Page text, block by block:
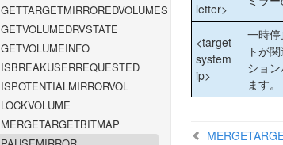
GETTARGETMIRROREDVOLUMES
GETVOLUMEDRVSTATE
GETVOLUMEINFO
ISBREAKUSERREQUESTED
ISPOTENTIALMIRRORVOL
LOCKVOLUME
MERGETARGETBITMAP
letter>
<target
system
ip>
一時
トが
ショ
ます。